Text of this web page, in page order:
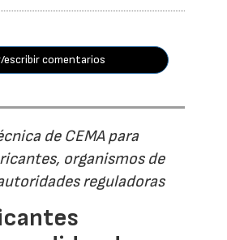
escribir comentarios
de CEMA para
organismos de
reguladoras